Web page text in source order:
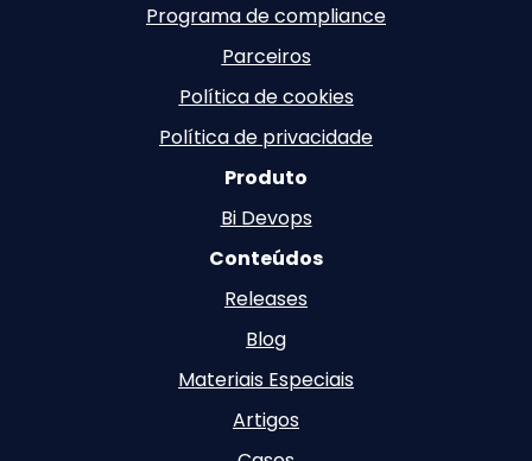
Programa de compliance
Parceiros
Política de cookies
Política de privacidade
Produto
Bi Devops
Conteúdos
Releases
Blog
Materiais Especiais
Artigos